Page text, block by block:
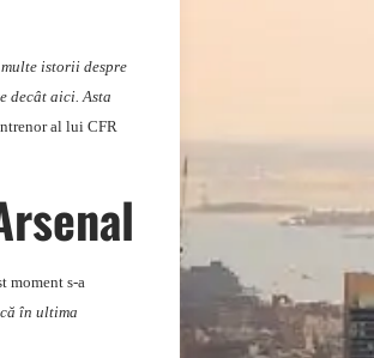
istorii despre
decât aici. Asta
al lui CFR
moment s-a
în ultima